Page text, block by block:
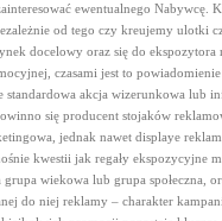
ewentualnego
od tego czy kreujemy ulotki
docelowy oraz się do
czasami jest to
standardowa akcja wizerunkowa lub
się producent stojaków
jednak nawet displaye
kwestii jak regały ekspozycyjne
grupa wiekowa lub grupa społeczna,
do niej reklamy – charakter